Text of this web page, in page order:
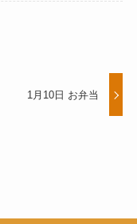
1月10日 お弁当